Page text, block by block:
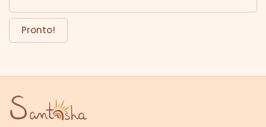
Pronto!